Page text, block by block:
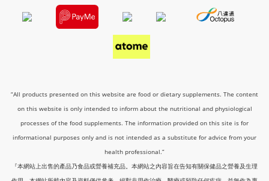
“All products presented on this website are food or dietary supplements. The content
on this website is only intended to inform about the nutritional and physiological
processes of the food supplements. The information provided on this site is for
informational purposes only and is not intended as a substitute for advice from your
health professional.”
『本網站上出售的產品乃食品或營養補充品。本網站之內容旨在告知有關保健品之營養及生理